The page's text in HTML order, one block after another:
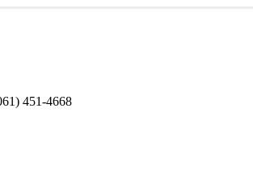
451-4668